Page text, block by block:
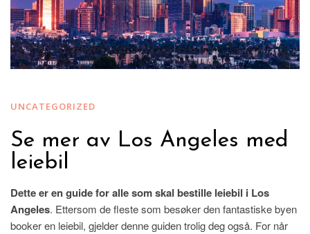
UNCATEGORIZED
Se mer av Los Angeles med
leiebil
Dette er en guide for alle som skal bestille leiebil i Los
Angeles. Ettersom de fleste som besøker den fantastiske byen
booker en leiebil, gjelder denne guiden trolig deg også. For når